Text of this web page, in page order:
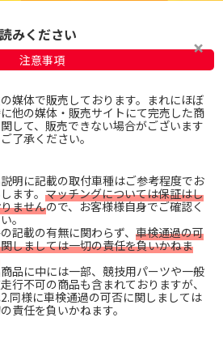
みください
注意事項
媒体で販売しております。まれにほぼ
他の媒体・販売サイトにて完売した商
して、販売できない場合がございます
了承ください。
明に記載の取付車種はご参考程度でお
ます。 マッチングについては保証はし
ませんので、お客様様自身でご確認く
。
記載の有無に関わらず、 車検通過の可
しましては一切の責任を負いかねま
品に中には一部、競技用パーツや一般
行不可の商品も含まれておりますが、
同様に車検通過の可否に関しましては
責任を負いかねます。